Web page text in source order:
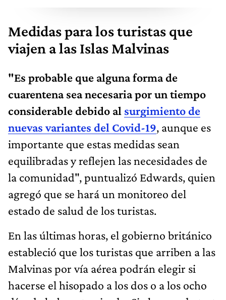
Medidas para los turistas que
viajen a las Islas Malvinas
"Es probable que alguna forma de
cuarentena sea necesaria por un tiempo
considerable debido al surgimiento de
nuevas variantes del Covid-19, aunque es
importante que estas medidas sean
equilibradas y reflejen las necesidades de
la comunidad", puntualizó Edwards, quien
agregó que se hará un monitoreo del
estado de salud de los turistas.
En las últimas horas, el gobierno británico
estableció que los turistas que arriben a las
Malvinas por vía aérea podrán elegir si
hacerse el hisopado a los dos o a los ocho